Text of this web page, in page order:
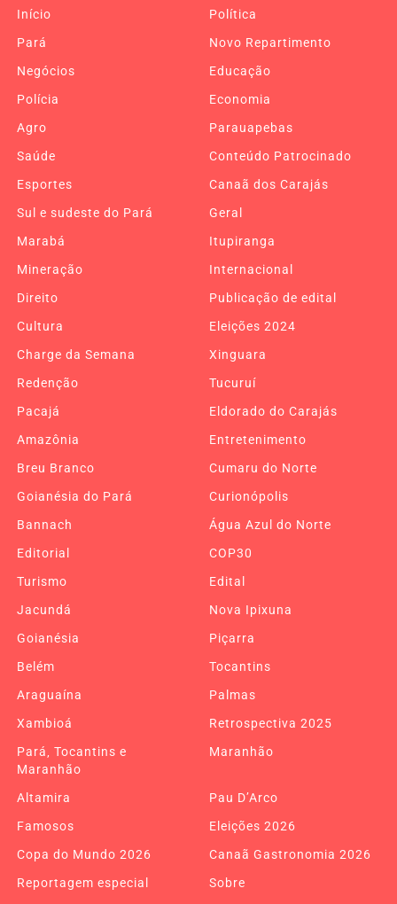
Início
Política
Pará
Novo Repartimento
Negócios
Educação
Polícia
Economia
Agro
Parauapebas
Saúde
Conteúdo Patrocinado
Esportes
Canaã dos Carajás
Sul e sudeste do Pará
Geral
Marabá
Itupiranga
Mineração
Internacional
Direito
Publicação de edital
Cultura
Eleições 2024
Charge da Semana
Xinguara
Redenção
Tucuruí
Pacajá
Eldorado do Carajás
Amazônia
Entretenimento
Breu Branco
Cumaru do Norte
Goianésia do Pará
Curionópolis
Bannach
Água Azul do Norte
Editorial
COP30
Turismo
Edital
Jacundá
Nova Ipixuna
Goianésia
Piçarra
Belém
Tocantins
Araguaína
Palmas
Xambioá
Retrospectiva 2025
Pará, Tocantins e
Maranhão
Maranhão
Altamira
Pau D’Arco
Famosos
Eleições 2026
Copa do Mundo 2026
Canaã Gastronomia 2026
Reportagem especial
Sobre